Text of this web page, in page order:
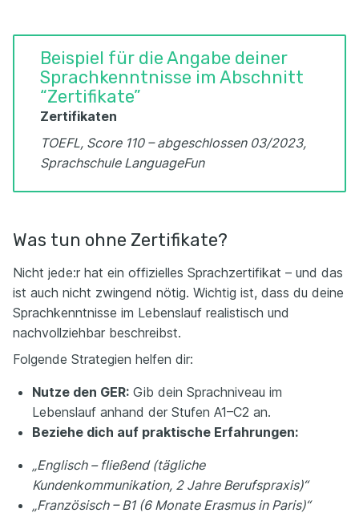
Beispiel für die Angabe deiner
Sprachkenntnisse im Abschnitt
“Zertifikate”
Zertifikaten
TOEFL, Score 110 – abgeschlossen 03/2023,
Sprachschule LanguageFun
Was tun ohne Zertifikate?
Nicht jede:r hat ein offizielles Sprachzertifikat – und das
ist auch nicht zwingend nötig. Wichtig ist, dass du deine
Sprachkenntnisse im Lebenslauf realistisch und
nachvollziehbar beschreibst.
Folgende Strategien helfen dir:
Nutze den GER: Gib dein Sprachniveau im
Lebenslauf anhand der Stufen A1–C2 an.
Beziehe dich auf praktische Erfahrungen:
„Englisch – fließend (tägliche
Kundenkommunikation, 2 Jahre Berufspraxis)“
„Französisch – B1 (6 Monate Erasmus in Paris)“